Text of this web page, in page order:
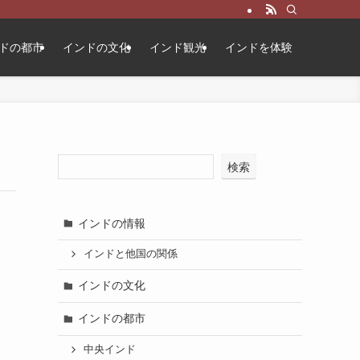
の都市 インドの文化 インド観光 インドを体験
検索
インドの情報
インドと他国の関係
インドの文化
インドの都市
中央インド